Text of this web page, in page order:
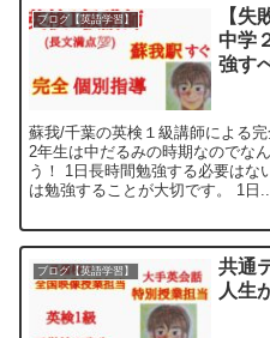
ブログ【英語学習】
【失
中学
強す
蘇我/千葉の英検１級講師による
2年生は中だるみの時期なのでな
う！ 1日長時間勉強する必要はな
は勉強することが大切です。 1日
ブログ【英語学習】
共通
人生